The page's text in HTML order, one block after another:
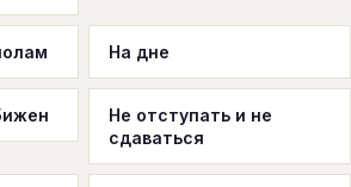
На дне
Не отступать и не
сдаваться